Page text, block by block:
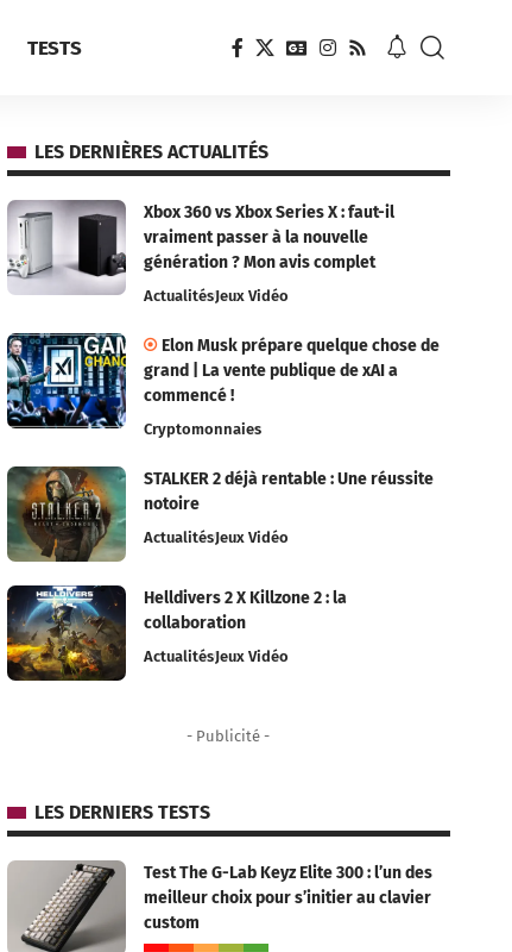
TESTS
LES DERNIÈRES ACTUALITÉS
Xbox 360 vs Xbox Series X : faut-il
vraiment passer à la nouvelle
génération ? Mon avis complet
ActualitésJeux Vidéo
Elon Musk prépare quelque chose de
grand | La vente publique de xAI a
commencé !
Cryptomonnaies
STALKER 2 déjà rentable : Une réussite
notoire
ActualitésJeux Vidéo
Helldivers 2 X Killzone 2 : la
collaboration
ActualitésJeux Vidéo
- Publicité -
LES DERNIERS TESTS
Test The G-Lab Keyz Elite 300 : l’un des
meilleur choix pour s’initier au clavier
custom